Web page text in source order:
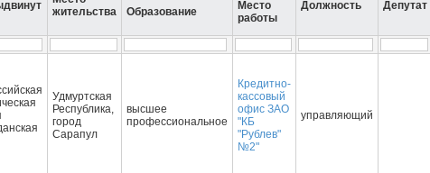
жительства
Образование
Место
работы
Должность Депутат
Удмуртская
Республика,
город
Сарапул
высшее
профессиональное
Кредитно-
кассовый
офис ЗАО
"КБ
"Рублев"
№2"
управляющий